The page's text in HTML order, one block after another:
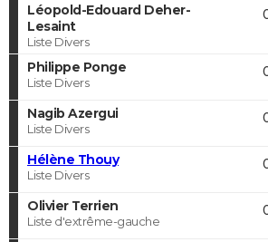
Léopold-Edouard Deher-
Lesaint
Liste Divers
Philippe Ponge
Liste Divers
Nagib Azergui
Liste Divers
Hélène Thouy
Liste Divers
Olivier Terrien
Liste d'extrême-gauche